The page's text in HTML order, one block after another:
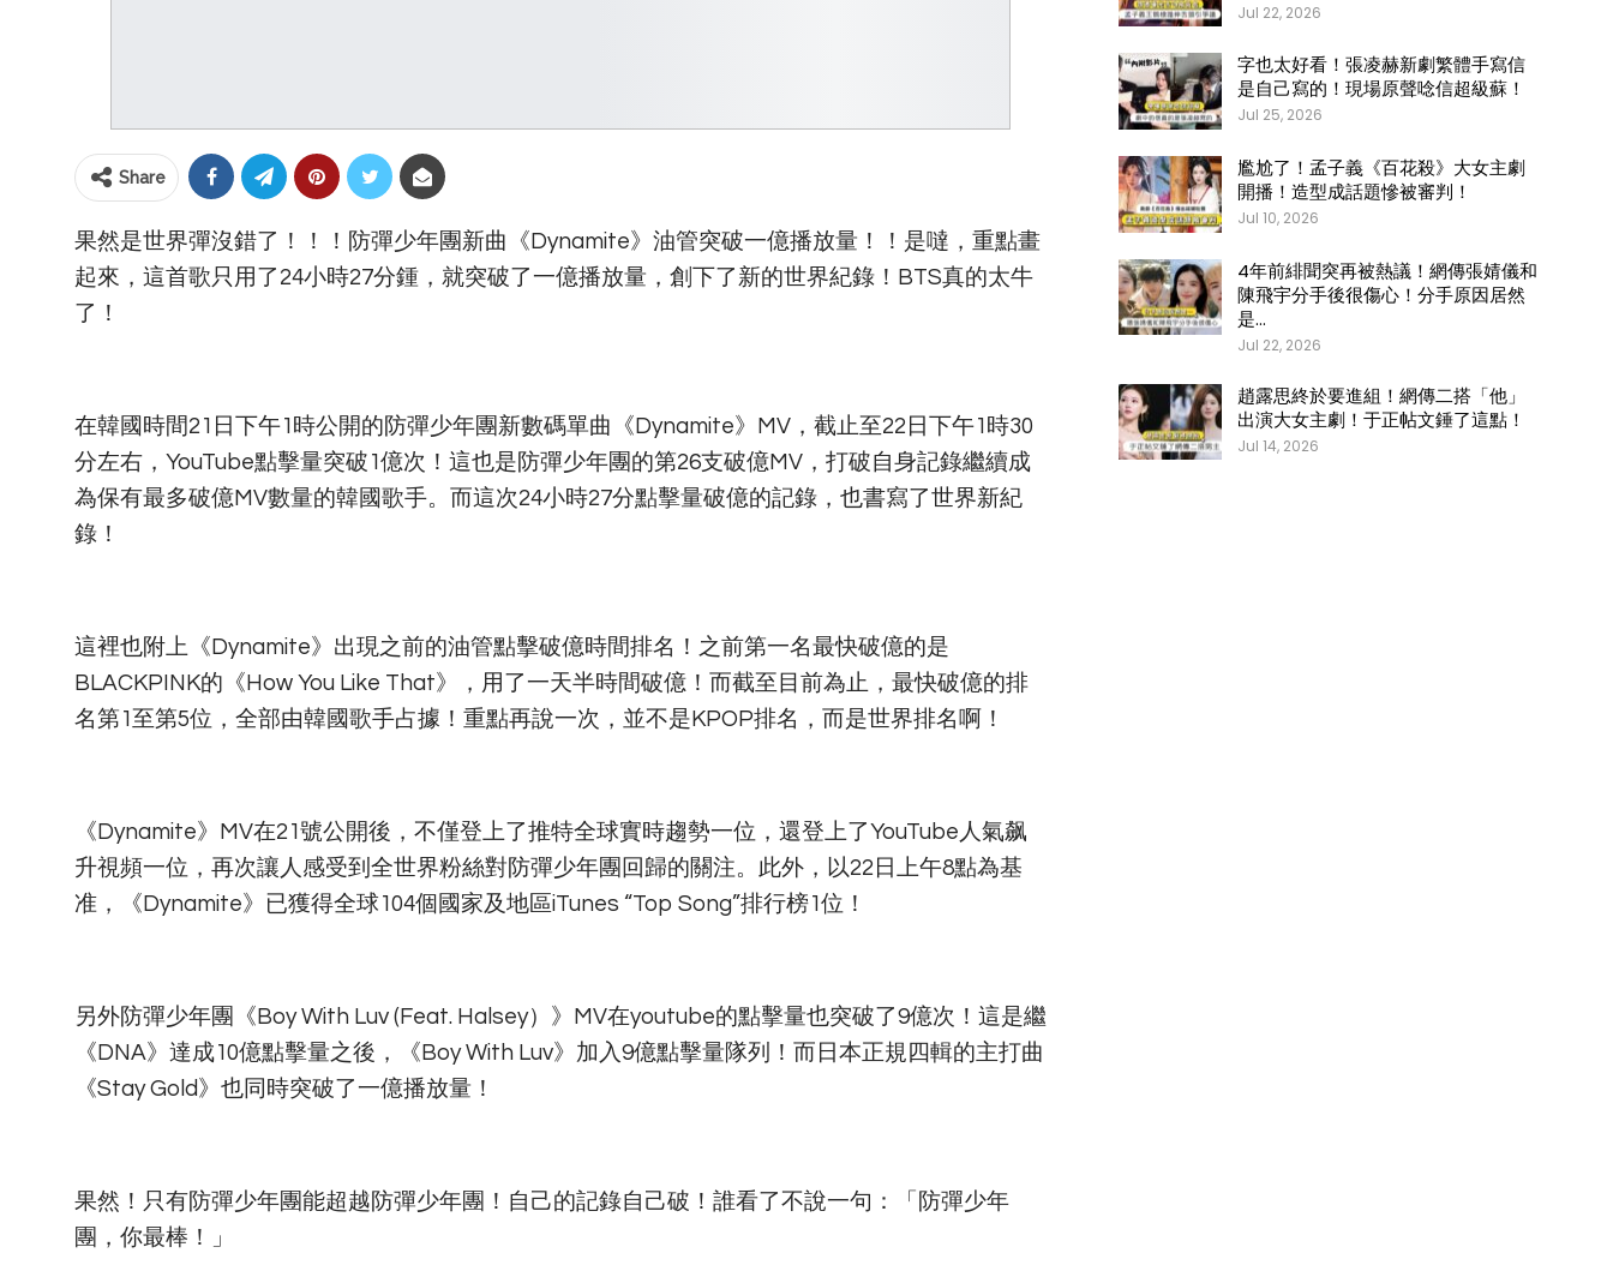
Share
果然是世界彈沒錯了！！！防彈少年團新曲《Dynamite》油管突破一億播放量！！是噠，重點畫
起來，這首歌只用了24小時27分鍾，就突破了一億播放量，創下了新的世界紀錄！BTS真的太牛
了！
在韓國時間21日下午1時公開的防彈少年團新數碼單曲《Dynamite》MV，截止至22日下午1時30
分左右，YouTube點擊量突破1億次！這也是防彈少年團的第26支破億MV，打破自身記錄繼續成
為保有最多破億MV數量的韓國歌手。而這次24小時27分點擊量破億的記錄，也書寫了世界新紀
錄！
這裡也附上《Dynamite》出現之前的油管點擊破億時間排名！之前第一名最快破億的是
BLACKPINK的《How You Like That》，用了一天半時間破億！而截至目前為止，最快破億的排
名第1至第5位，全部由韓國歌手占據！重點再說一次，並不是KPOP排名，而是世界排名啊！
《Dynamite》MV在21號公開後，不僅登上了推特全球實時趨勢一位，還登上了YouTube人氣飙
升視頻一位，再次讓人感受到全世界粉絲對防彈少年團回歸的關注。此外，以22日上午8點為基
准，《Dynamite》已獲得全球104個國家及地區iTunes “Top Song”排行榜1位！
另外防彈少年團《Boy With Luv (Feat. Halsey）》MV在youtube的點擊量也突破了9億次！這是繼
《DNA》達成10億點擊量之後，《Boy With Luv》加入9億點擊量隊列！而日本正規四輯的主打曲
《Stay Gold》也同時突破了一億播放量！
果然！只有防彈少年團能超越防彈少年團！自己的記錄自己破！誰看了不說一句：「防彈少年
團，你最棒！」
Jul 22, 2026
字也太好看！張凌赫新劇繁體手寫信
是自己寫的！現場原聲唸信超級蘇！
Jul 25, 2026
尷尬了！孟子義《百花殺》大女主劇
開播！造型成話題慘被審判！
Jul 10, 2026
4年前緋聞突再被熱議！網傳張婧儀和
陳飛宇分手後很傷心！分手原因居然
是…
Jul 22, 2026
趙露思終於要進組！網傳二搭「他」
出演大女主劇！于正帖文錘了這點！
Jul 14, 2026